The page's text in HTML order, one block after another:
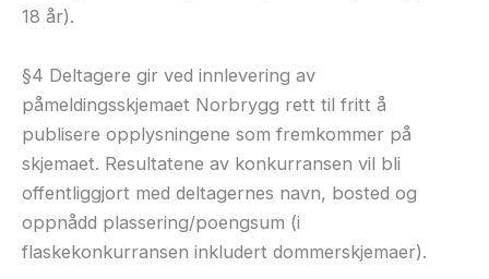
18 år).
§4 Deltagere gir ved innlevering av
påmeldingsskjemaet Norbrygg rett til fritt å
publisere opplysningene som fremkommer på
skjemaet. Resultatene av konkurransen vil bli
offentliggjort med deltagernes navn, bosted og
oppnådd plassering/poengsum (i
flaskekonkurransen inkludert dommerskjemaer).